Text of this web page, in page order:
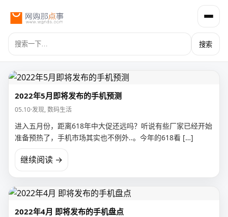
搜索
2022年5月即将发布的手机预测
05.10·发现, 数码生活
进入五月份，距离618年中大促还远吗？听说有些厂家已经开始
准备预热了，手机市场其实也不例外..。今年的618看 […]
继续阅读 →
2022年4月 即将发布的手机盘点